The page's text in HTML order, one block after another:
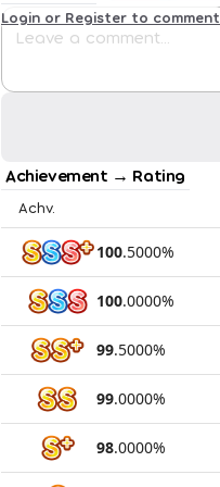
Login or Register to comment
Achievement → Rating
Achv.
100.5000%
100.0000%
99.5000%
99.0000%
98.0000%